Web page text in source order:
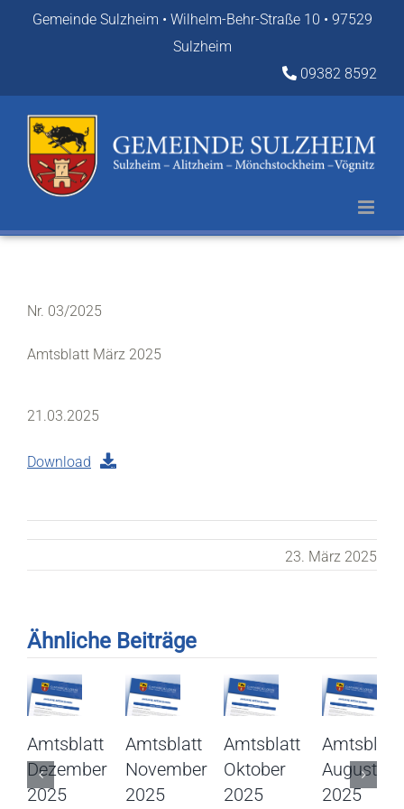
Gemeinde Sulzheim • Wilhelm-Behr-Straße 10 • 97529
Sulzheim
09382 8592
Nr. 03/2025
Amtsblatt März 2025
21.03.2025
Download
23. März 2025
Ähnliche Beiträge
Amtsblatt
Dezember
2025
Amtsblatt
November
2025
Amtsblatt
Oktober
2025
Amtsblatt
August
2025